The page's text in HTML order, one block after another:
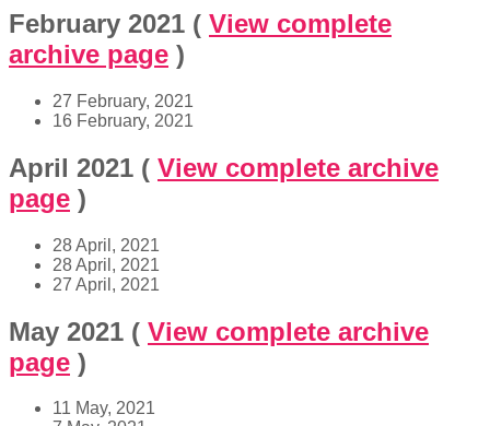
February 2021 ( View complete
archive page )
27 February, 2021
16 February, 2021
April 2021 ( View complete archive
page )
28 April, 2021
28 April, 2021
27 April, 2021
May 2021 ( View complete archive
page )
11 May, 2021